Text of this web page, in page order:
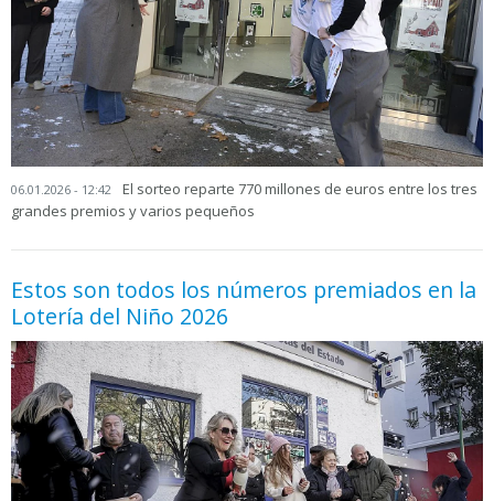
06.01.2026 - 12:42
El sorteo reparte 770 millones de euros entre los tres
grandes premios y varios pequeños
Estos son todos los números premiados en la
Lotería del Niño 2026